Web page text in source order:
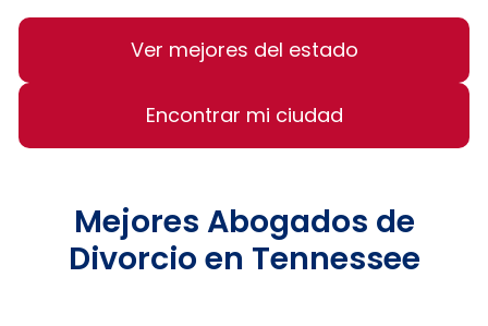
Ver mejores del estado
Encontrar mi ciudad
Mejores Abogados de
Divorcio en Tennessee